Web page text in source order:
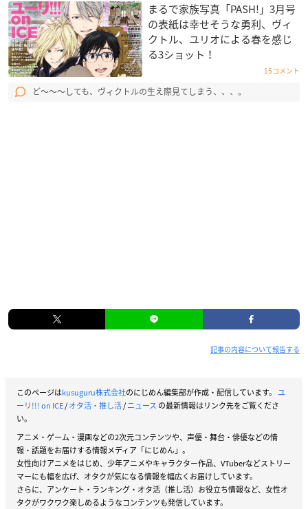
まるで家族写真「PASH!」3月号
の表紙は幸せそうな勇利、ヴィ
クトル、ユリオによる春を感じ
る3ショット！
15コメント
ど〜〜〜しても、ヴィクトルの生え際見てしまう、、、。
記事の内容について報告する
このページはkusuguru株式会社のにじめん編集部が作成・配信しています。 ユ
ーリ!!! on ICE/オタ活・推し活/ニュース の最新情報はリンク先をご覧くださ
い。
アニメ・ゲーム・漫画などの2次元コンテンツや、声優・舞台・俳優などの情
報・話題をお届けする情報メディア「にじめん」。
女性向けアニメをはじめ、少年アニメやキャラクター作品、VTuberなどストリー
マーにも幅を広げ、オタクが気になる情報を幅広くお届けしています。
さらに、アンケート・ランキング・オタ活（推し活）お役立ち情報など、女性オ
タクがワクワク楽しめるようなコンテンツも発信しています。